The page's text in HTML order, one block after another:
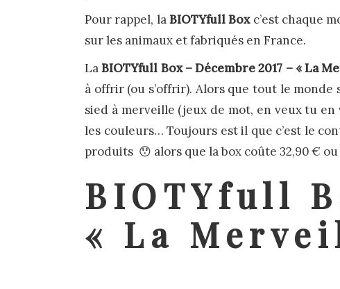
Pour rappel, laBIOTYfull Boxc’est chaque
sur les animaux et fabriqués en France.
LaBIOTYfull Box – Décembre 2017 – « La
à offrir (ou s’offrir). Alors que tout le
sied à merveille (jeux de mot, en veux tu
les couleurs… Toujours est il que c’est le
produits 😯 alors que la box coûte 32,90 €
BIOTYfull
« La